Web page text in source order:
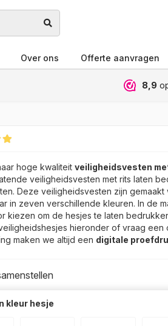
Over ons Offerte aanvragen
8,9
ophoge kwaliteitveiligheidsvesten
veiligheidsvesten met rits laten
Deze veiligheidsvesten zijn gemaakt
in zeven verschillende kleuren. In de
kiezen om de hesjes te laten
hieronder of vraag een
maken we altijd een digitale
kleur hesje